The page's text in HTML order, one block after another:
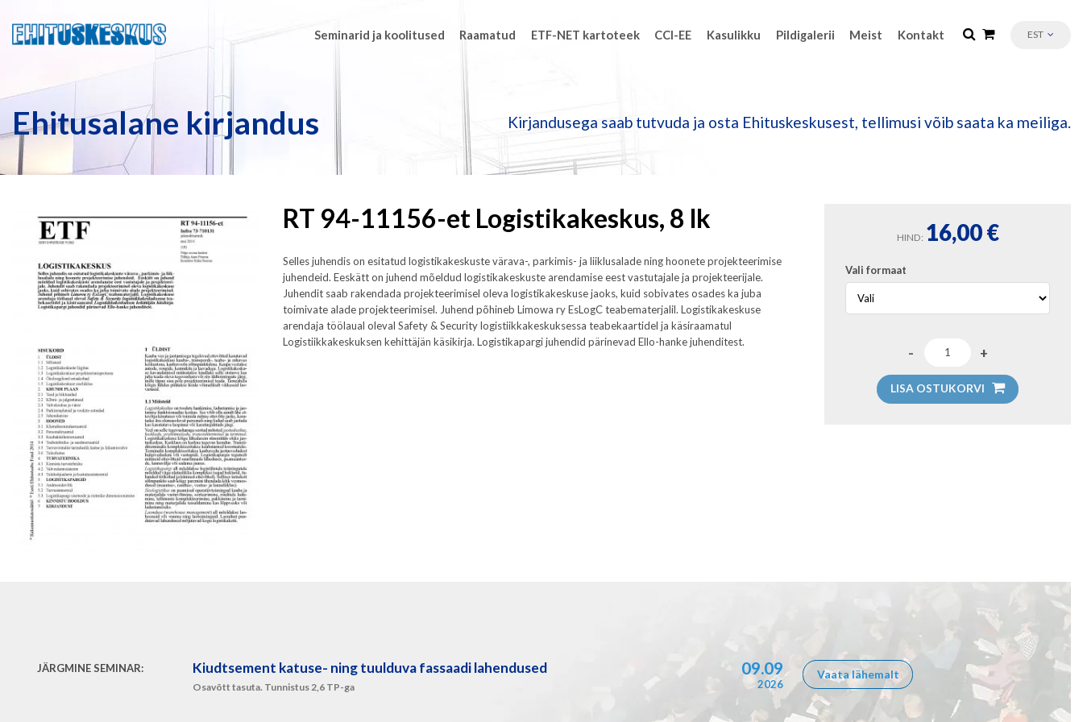
Seminarid ja koolitused Raamatud ETF-NET kartoteek CCI-EE Kasulikku Pildigalerii Meist Kontakt EST
Ehitusalane kirjandus Kirjandusega saab tutvuda ja osta Ehituskeskusest, tellimusi võib saata ka meiliga.
RT 94-11156-et Logistikakeskus, 8 lk
Selles juhendis on esitatud logistikakeskuste värava-, parkimis- ja liiklusalade ning hoonete projekteerimise
juhendeid. Eeskätt on juhend mõeldud logistikakeskuste arendamise eest vastutajale ja projekteerijale.
Juhendit saab rakendada projekteerimisel oleva logistikakeskuse jaoks, kuid sobivates osades ka juba
toimivate alade projekteerimisel. Juhend põhineb Limowa ry EsLogC teabematerjalil. Logistikakeskuse
arendaja töölaual oleval Safety & Security logistiikkakeskuksessa teabekaartidel ja käsiraamatul
Logistiikkakeskuksen kehittäjän käsikirja. Logistikapargi juhendid pärinevad Ello-hanke juhenditest.
HIND: 16,00€
Vali formaat
LISA OSTUKORVI
JÄRGMINE SEMINAR: Kiudtsement katuse- ning tuulduva fassaadi lahendused
Osavõtt tasuta. Tunnistus 2,6 TP-ga
09.09
2026
Vaata lähemalt